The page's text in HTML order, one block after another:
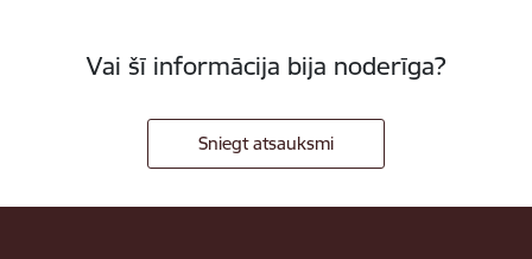
Vai šī informācija bija noderīga?
Sniegt atsauksmi